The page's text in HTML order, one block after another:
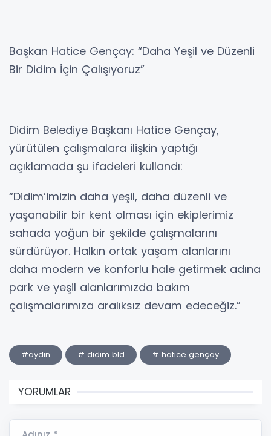
Başkan Hatice Gençay: “Daha Yeşil ve Düzenli
Bir Didim İçin Çalışıyoruz”
Didim Belediye Başkanı Hatice Gençay,
yürütülen çalışmalara ilişkin yaptığı
açıklamada şu ifadeleri kullandı:
“Didim’imizin daha yeşil, daha düzenli ve
yaşanabilir bir kent olması için ekiplerimiz
sahada yoğun bir şekilde çalışmalarını
sürdürüyor. Halkın ortak yaşam alanlarını
daha modern ve konforlu hale getirmek adına
park ve yeşil alanlarımızda bakım
çalışmalarımıza aralıksız devam edeceğiz.”
#aydın # didim bld # hatice gençay
YORUMLAR